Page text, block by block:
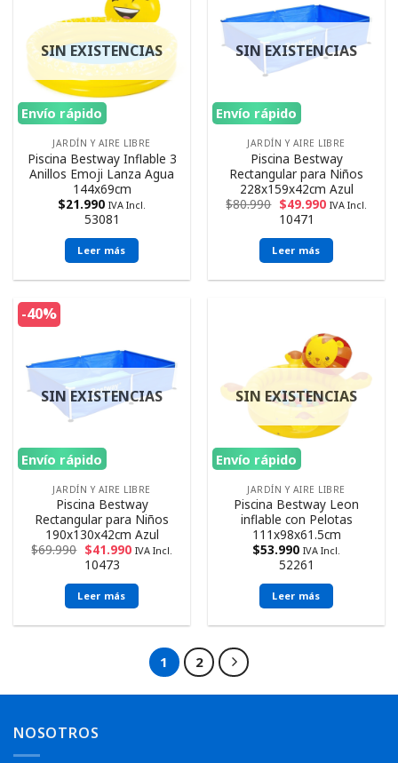
Envío rápido
SIN EXISTENCIAS
JARDÍN Y AIRE LIBRE
Piscina Bestway Inflable 3
Anillos Emoji Lanza Agua
144x69cm
$21.990 IVA Incl.
53081
Leer más
Envío rápido
SIN EXISTENCIAS
JARDÍN Y AIRE LIBRE
Piscina Bestway
Rectangular para Niños
228x159x42cm Azul
$80.990 $49.990 IVA Incl.
10471
Leer más
-40%
Envío rápido
SIN EXISTENCIAS
JARDÍN Y AIRE LIBRE
Piscina Bestway
Rectangular para Niños
190x130x42cm Azul
$69.990 $41.990 IVA Incl.
10473
Leer más
Envío rápido
SIN EXISTENCIAS
JARDÍN Y AIRE LIBRE
Piscina Bestway Leon
inflable con Pelotas
111x98x61.5cm
$53.990 IVA Incl.
52261
Leer más
1 2
NOSOTROS